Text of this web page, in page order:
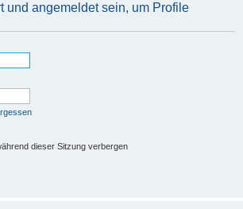
und angemeldet sein, um Profile
dieser Sitzung verbergen